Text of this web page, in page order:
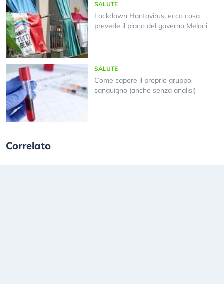
SALUTE
Lockdown Hantavirus, ecco cosa
prevede il piano del governo Meloni
SALUTE
Come sapere il proprio gruppo
sanguigno (anche senza analisi)
Correlato